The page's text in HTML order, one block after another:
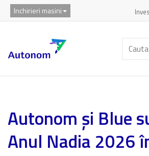
Inchirieri masini
Cauta
Autonom și Blue
Anul Nadia 2026